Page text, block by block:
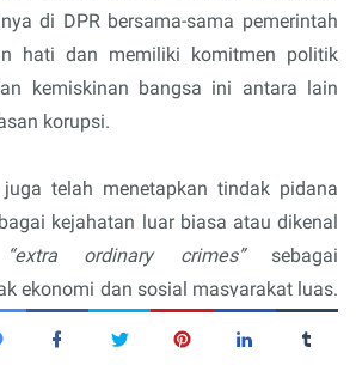
di DPR bersama-sama pemerintah
hati dan memiliki komitmen politik
kemiskinan bangsa ini antara lain
korupsi.
telah menetapkan tindak pidana
kejahatan luar biasa atau dikenal
“extra ordinary crimes” sebagai
ekonomi dan sosial masyarakat luas.
landasan filosofis, yuridis dan